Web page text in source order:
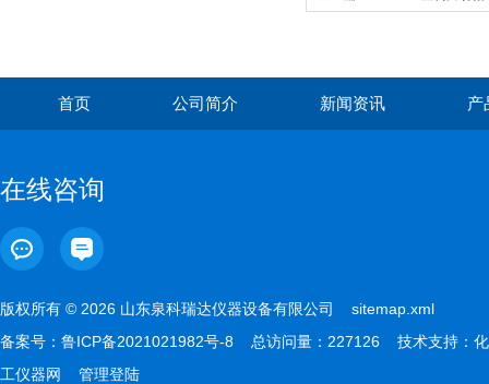
首页 公司简介 新闻资讯 产
在线咨询
版权所有 © 2026 山东泉科瑞达仪器设备有限公司 sitemap.xml
备案号： 鲁ICP备2021021982号-8 总访问量：227126 技术支持： 化
工仪器网
管理登陆